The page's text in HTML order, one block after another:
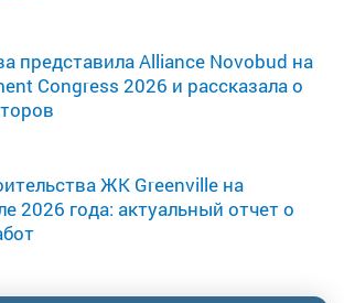
представила Alliance Novobud на
Congress 2026 и рассказала о
ЖК Greenville на
2026 года: актуальный отчет о